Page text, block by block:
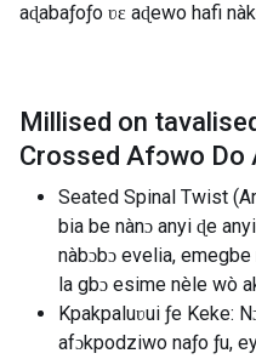
aɖabaƒoƒo ʋɛ aɖewo hafi
Millised on
Crossed Afɔwo Do
Seated Spinal Twist
bia be nànɔ anyi ɖe
nàbɔbɔ evelia,
la gbɔ esime nèle wò
Kpakpaluʋui ƒe Keke:
afɔkpodziwo naƒo ƒu,